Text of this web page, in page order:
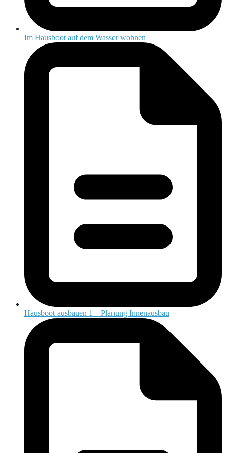
Im Hausboot auf dem Wasser wohnen
Hausboot ausbauen 1 – Planung Innenausbau